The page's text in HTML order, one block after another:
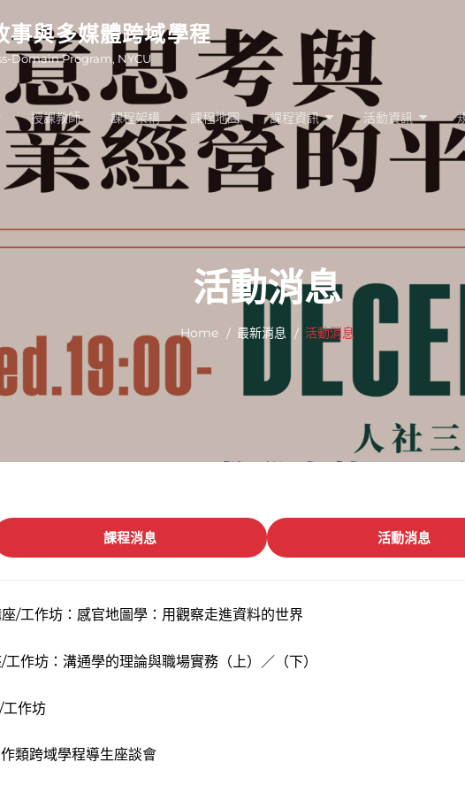
事與多媒體跨域學程
Domain Program, NYCU
授課教師 課程架構 課程地圖 課程資訊 活動資訊
活動消息
Home 最新消息 活動消息
課程消息 活動消息
/工作坊：感官地圖學：用觀察走進資料的世界
作坊：溝通學的理論與職場實務（上）／（下）
工作坊
類跨域學程導生座談會